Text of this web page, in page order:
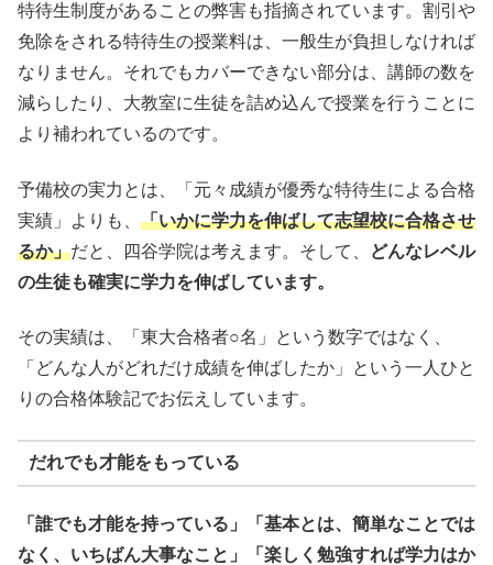
特待生制度があることの弊害も指摘されています。割引や
免除をされる特待生の授業料は、一般生が負担しなければ
なりません。それでもカバーできない部分は、講師の数を
減らしたり、大教室に生徒を詰め込んで授業を行うことに
より補われているのです。
予備校の実力とは、「元々成績が優秀な特待生による合格
実績」よりも、 「いかに学力を伸ばして志望校に合格させ
るか」だと、四谷学院は考えます。そして、
どんなレベル
の生徒も確実に学力を伸ばしています。
その実績は、「東大合格者○名」という数字ではなく、
「どんな人がどれだけ成績を伸ばしたか」という一人ひと
りの合格体験記でお伝えしています。
だれでも才能をもっている
「誰でも才能を持っている」「基本とは、簡単なことでは
なく、いちばん大事なこと」「楽しく勉強すれば学力はか